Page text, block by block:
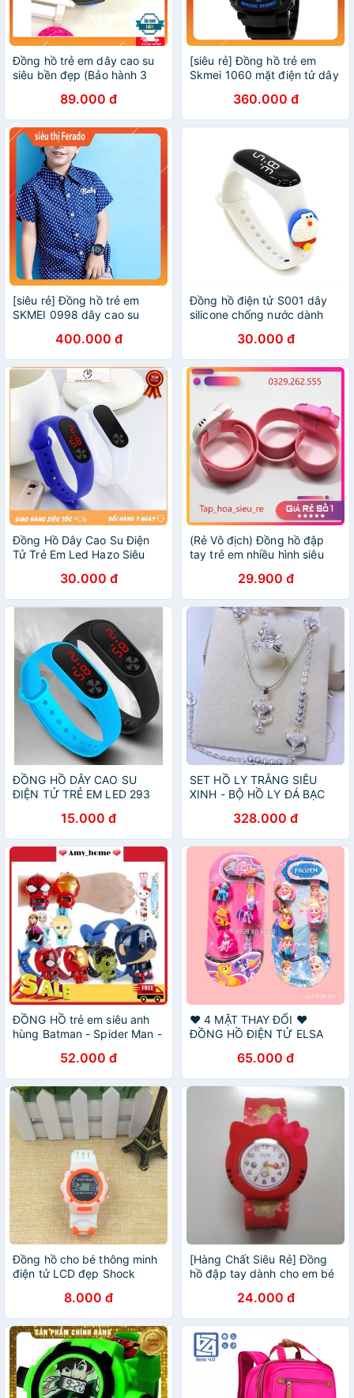
Đồng hồ trẻ em dây cao su
siêu bền đẹp (Bảo hành 3
89.000 đ
[siêu rẻ] Đồng hồ trẻ em
Skmei 1060 mặt điện tử dây
360.000 đ
[siêu rẻ] Đồng hồ trẻ em
SKMEI 0998 dây cao su
400.000 đ
Đồng hồ điện tử S001 dây
silicone chống nước dành
30.000 đ
Đồng Hồ Dây Cao Su Điện
Tử Trẻ Em Led Hazo Siêu
30.000 đ
(Rẻ Vô địch) Đồng hồ đập
tay trẻ em nhiều hình siêu
29.900 đ
ĐỒNG HỒ DÂY CAO SU
ĐIỆN TỬ TRẺ EM LED 293
15.000 đ
SET HỒ LY TRẮNG SIÊU
XINH - BỘ HỒ LY ĐÁ BẠC
328.000 đ
ĐỒNG HỒ trẻ em siêu anh
hùng Batman - Spider Man -
52.000 đ
❤️ 4 MẶT THAY ĐỔI ❤️
ĐỒNG HỒ ĐIỆN TỬ ELSA
65.000 đ
Đồng hồ cho bé thông minh
điện tử LCD đẹp Shock
8.000 đ
[Hàng Chất Siêu Rẻ] Đồng
hồ đập tay dành cho em bé
24.000 đ